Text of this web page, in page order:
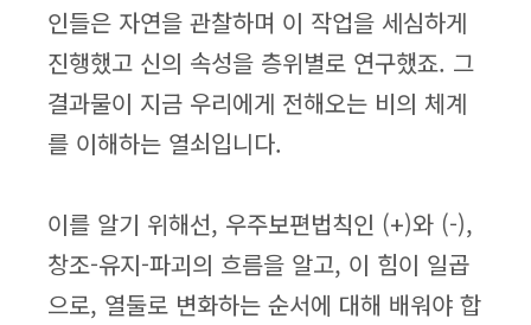
인들은 자연을 관찰하며 이 작업을 세심하게
진행했고 신의 속성을 층위별로 연구했죠. 그
결과물이 지금 우리에게 전해오는 비의 체계
를 이해하는 열쇠입니다.
이를 알기 위해선, 우주보편법칙인 (+)와 (-),
창조-유지-파괴의 흐름을 알고, 이 힘이 일곱
으로, 열둘로 변화하는 순서에 대해 배워야 합